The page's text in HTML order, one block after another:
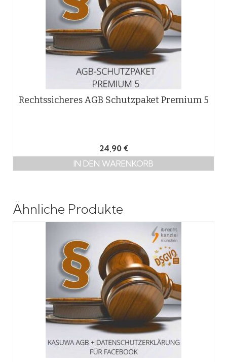
Rechtssicheres AGB Schutzpaket Premium 5
24,90 €
IN DEN WARENKORB
Ähnliche Produkte